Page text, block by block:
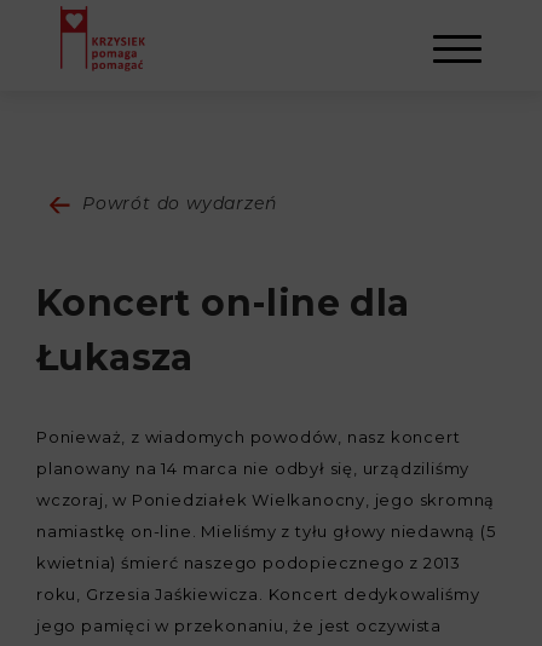
O NAS
NAPISALI O NAS
GALERIA
DZIAŁALNOŚĆ
NASI BENEFICJENCI
SULEJMAN
WYDARZENIA
KONTAKT
REJESTRACJA
Powrót do wydarzeń
Koncert on-line dla
Łukasza
Ponieważ, z wiadomych powodów, nasz koncert
planowany na 14 marca nie odbył się, urządziliśmy
wczoraj, w Poniedziałek Wielkanocny, jego skromną
namiastkę on-line. Mieliśmy z tyłu głowy niedawną (5
kwietnia) śmierć naszego podopiecznego z 2013
roku, Grzesia Jaśkiewicza. Koncert dedykowaliśmy
jego pamięci w przekonaniu, że jest oczywista